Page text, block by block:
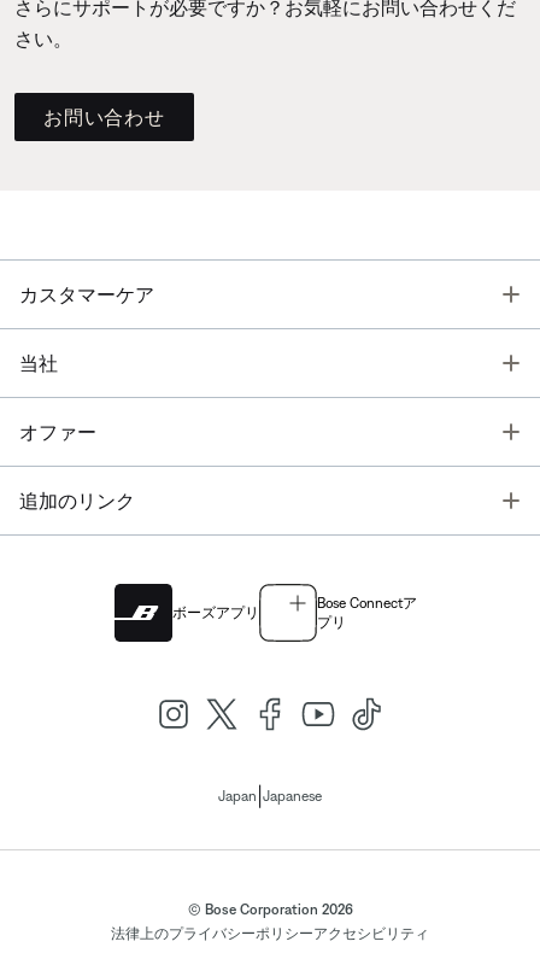
さらにサポートが必要ですか？お気軽にお問い合わせくだ
さい。
お問い合わせ
カスタマーケア
当社
オファー
追加のリンク
ボーズアプリ
Bose Connectア
プリ
Japan Japanese
© Bose Corporation 2026
法律上のプライバシーポリシーアクセシビリティ